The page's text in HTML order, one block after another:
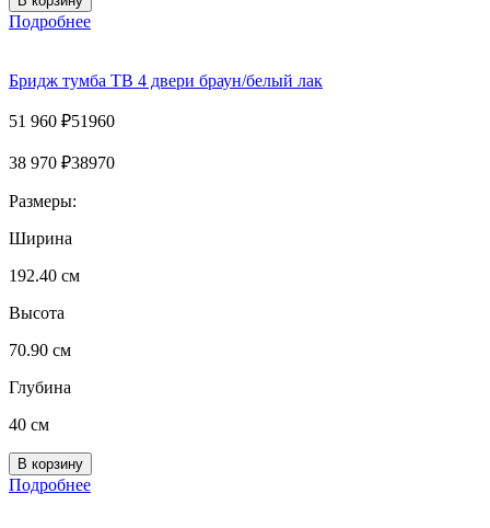
Подробнее
Бридж тумба ТВ 4 двери браун/белый лак
51 960 ₽51960
38 970 ₽38970
Размеры:
Ширина
192.40 см
Высота
70.90 см
Глубина
40 см
Подробнее